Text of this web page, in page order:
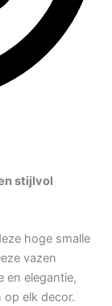
stijlvol
hoge smalle
vazen
en elegantie,
op elk decor.